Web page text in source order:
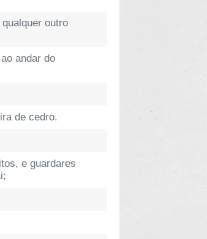
outro
andar do
de cedro.
e guardares